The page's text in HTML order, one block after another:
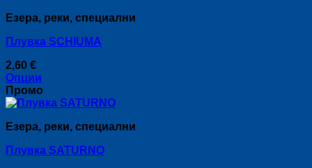
has
variants.
options
may
be
chosen
the
product
page
Езера, реки, специални
Плувка SCHIUMA
2,60 €
Опции
This
product
multiple
The
Промо
Езера, реки, специални
Плувка SATURNO